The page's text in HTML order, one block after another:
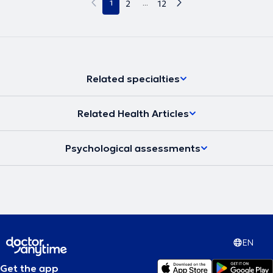
1 2 ... 12
Related specialties
Related Health Articles
Psychological assessments
EN
Get the app